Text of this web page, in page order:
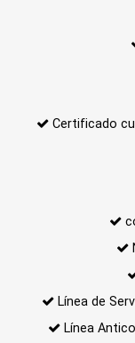
Certificado
Línea de
Línea